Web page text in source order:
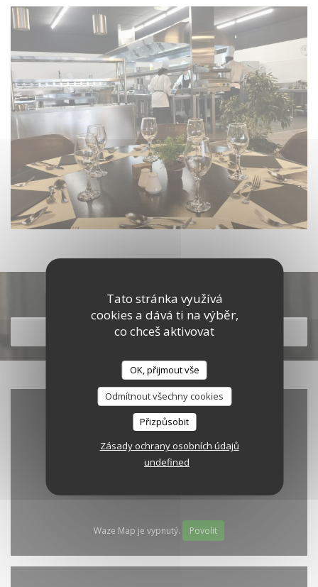
Tato stránka využívá
cookies a dává ti na výběr,
co chceš aktivovat
OK, přijmout vše
Odmítnout všechny cookies
Přizpůsobit
Zásady ochrany osobních údajů
undefined
Objevte naše menu
OBJEVTE NAŠE MENU
Waze Map je vypnutý. Povolit